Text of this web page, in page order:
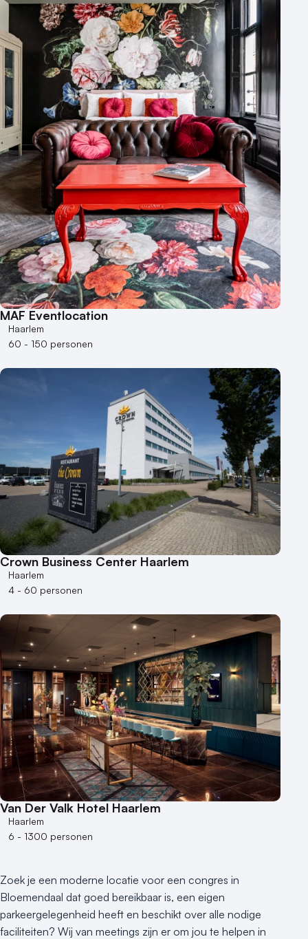
MAF Eventlocation
Haarlem
60 - 150 personen
Crown Business Center Haarlem
Haarlem
4 - 60 personen
Van Der Valk Hotel Haarlem
Haarlem
6 - 1300 personen
Zoek je een moderne locatie voor een congres in
Bloemendaal dat goed bereikbaar is, een eigen
parkeergelegenheid heeft en beschikt over alle nodige
faciliteiten? Wij van meetings zijn er om jou te helpen in